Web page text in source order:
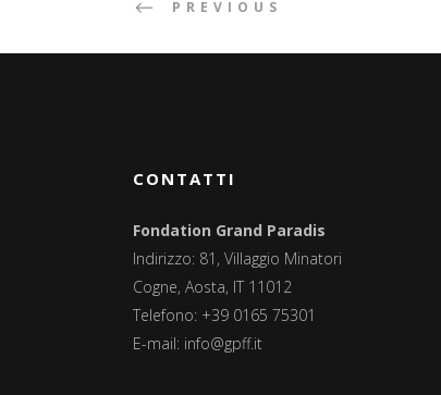
PREVIOUS
CONTATTI
Fondation Grand Paradis
Indirizzo: 81, Villaggio Minatori
Cogne, Aosta, IT 11012
Telefono: +39 0165 75301
E-mail: info@gpff.it